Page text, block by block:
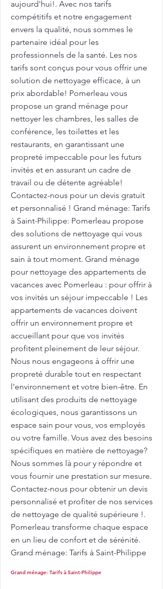
aujourd'hui!. Avec nos tarifs
compétitifs et notre engagement
envers la qualité, nous sommes le
partenaire idéal pour les
professionnels de la santé. Les nos
tarifs sont conçus pour vous offrir une
solution de nettoyage efficace, à un
prix abordable! Pomerleau vous
propose un grand ménage pour
nettoyer les chambres, les salles de
conférence, les toilettes et les
restaurants, en garantissant une
propreté impeccable pour les futurs
invités et en assurant un cadre de
travail ou de détente agréable!
Contactez-nous pour un devis gratuit
et personnalisé ! Grand ménage: Tarifs
à Saint-Philippe: Pomerleau propose
des solutions de nettoyage qui vous
assurent un environnement propre et
sain à tout moment. Grand ménage
pour nettoyage des appartements de
vacances avec Pomerleau : pour offrir à
vos invités un séjour impeccable ! Les
appartements de vacances doivent
offrir un environnement propre et
accueillant pour que vos invités
profitent pleinement de leur séjour.
Nous nous engageons à offrir une
propreté durable tout en respectant
l'environnement et votre bien-être. En
utilisant des produits de nettoyage
écologiques, nous garantissons un
espace sain pour vous, vos employés
ou votre famille. Vous avez des besoins
spécifiques en matière de nettoyage?
Nous sommes là pour y répondre et
vous fournir une prestation sur mesure.
Contactez-nous pour obtenir un devis
personnalisé et profiter de nos services
de nettoyage de qualité supérieure !.
Pomerleau transforme chaque espace
en un lieu de confort et de sérénité.
Grand ménage: Tarifs à Saint-Philippe
Grand ménage: Tarifs à Saint-Philippe